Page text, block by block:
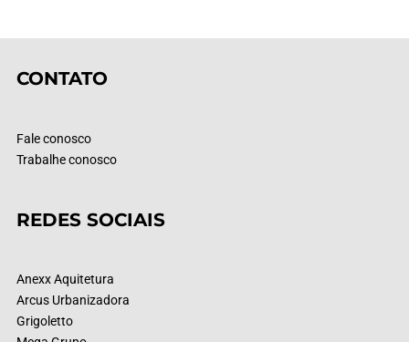
CONTATO
Fale conosco
Trabalhe conosco
REDES SOCIAIS
Anexx Aquitetura
Arcus Urbanizadora
Grigoletto